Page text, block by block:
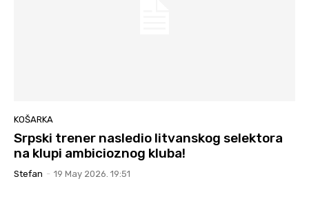
KOŠARKA
Srpski trener nasledio litvanskog selektora
na klupi ambicioznog kluba!
Stefan - 19 May 2026. 19:51